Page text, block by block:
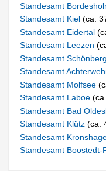
Standesamt
Standesamt Kiel(ca.
Standesamt Eidertal
Standesamt Leezen
Standesamt
Standesamt
Standesamt Molfsee
Standesamt Laboe
Standesamt Bad
Standesamt Klütz(ca.
Standesamt
Standesamt Boostedt-